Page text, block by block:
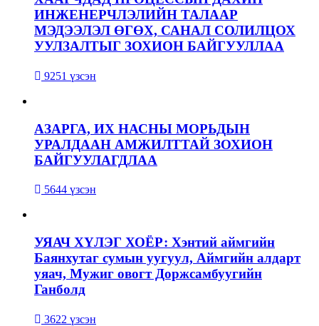
ИНЖЕНЕРЧЛЭЛИЙН ТАЛААР
МЭДЭЭЛЭЛ ӨГӨХ, САНАЛ СОЛИЛЦОХ
УУЛЗАЛТЫГ ЗОХИОН БАЙГУУЛЛАА
9251 үзсэн
АЗАРГА, ИХ НАСНЫ МОРЬДЫН
УРАЛДААН АМЖИЛТТАЙ ЗОХИОН
БАЙГУУЛАГДЛАА
5644 үзсэн
УЯАЧ ХҮЛЭГ ХОЁР: Хэнтий аймгийн
Баянхутаг сумын уугуул, Аймгийн алдарт
уяач, Мужиг овогт Доржсамбуугийн
Ганболд
3622 үзсэн